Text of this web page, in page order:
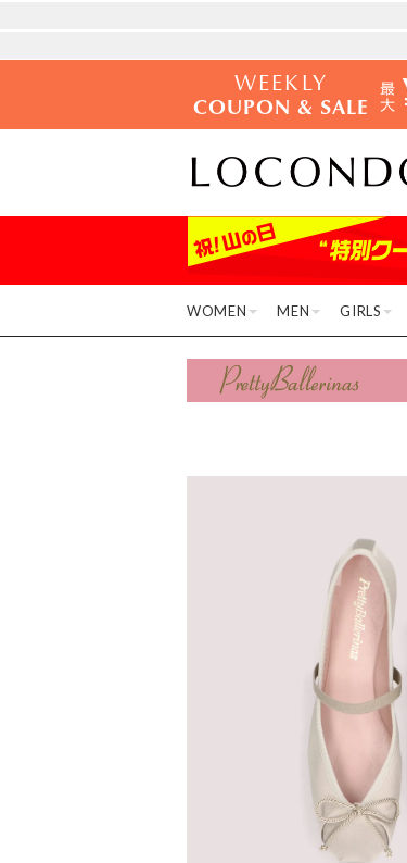
WEEKLY
COUPON & SALE
WOMEN MEN GIRLS